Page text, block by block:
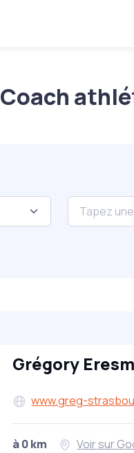
Coach
Grégory
www.greg-
à 0 km Voir sur